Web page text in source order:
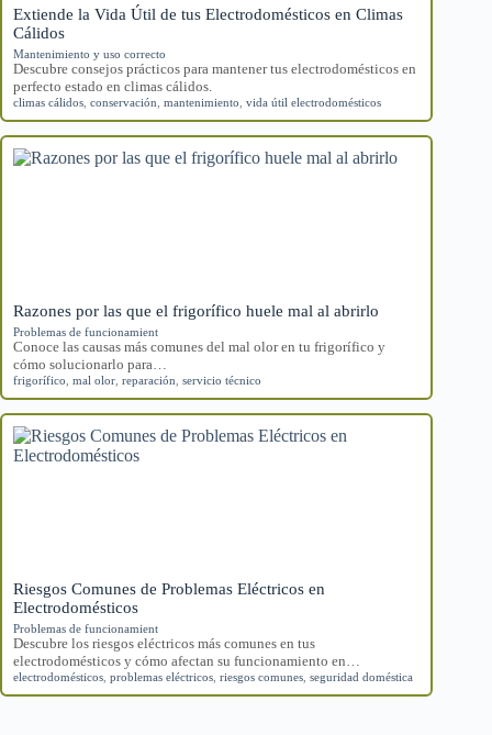
Extiende la Vida Útil de tus Electrodomésticos en Climas
Cálidos
Mantenimiento y uso correcto
Descubre consejos prácticos para mantener tus electrodomésticos en
perfecto estado en climas cálidos.
climas cálidos conservación mantenimiento vida útil electrodomésticos
Razones por las que el frigorífico huele mal al abrirlo
Problemas de funcionamient
Conoce las causas más comunes del mal olor en tu frigorífico y
cómo solucionarlo para…
frigorífico mal olor reparación servicio técnico
Riesgos Comunes de Problemas Eléctricos en
Electrodomésticos
Problemas de funcionamient
Descubre los riesgos eléctricos más comunes en tus
electrodomésticos y cómo afectan su funcionamiento en…
electrodomésticos problemas eléctricos riesgos comunes seguridad doméstica